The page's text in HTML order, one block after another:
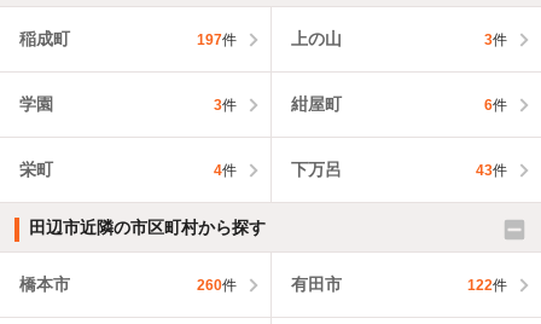
稲成町 197件 上の山 3件
学園 3件 紺屋町 6件
栄町 4件 下万呂 43件
田辺市近隣の市区町村から探す
橋本市 260件 有田市 122件